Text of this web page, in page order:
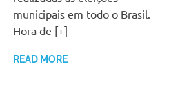
municipais em todo o Brasil.
Hora de [+]
READ MORE